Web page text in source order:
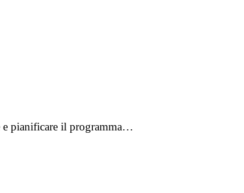
e pianificare il programma…